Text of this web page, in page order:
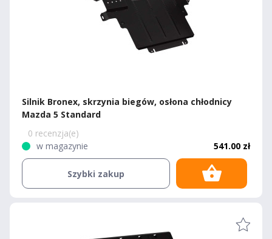
Silnik Bronex, skrzynia biegów, osłona chłodnicy
Mazda 5 Standard
0 recenzja(e)
w magazynie
541.00 zł
Szybki zakup